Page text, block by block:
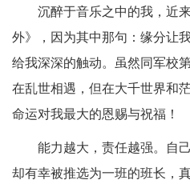
沉醉于音乐之中的我，近来
外》，因为其中那句：缘分让
给我深深的触动。虽然同军校
在乱世相遇，但在大千世界和
命运对我最大的恩赐与祝福！
能力越大，责任越强。自己
却有幸被推选为一班的班长，